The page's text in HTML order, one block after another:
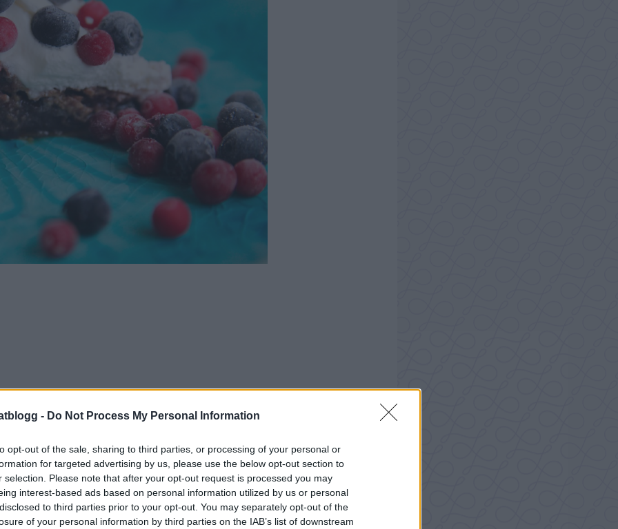
- Do Not Process My Personal Information
opt-out of the sale, sharing to third parties, or processing of your personal or
for targeted advertising by us, please use the below opt-out section to
selection. Please note that after your opt-out request is processed you may
interest-based ads based on personal information utilized by us or personal
to third parties prior to your opt-out. You may separately opt-out of the
of your personal information by third parties on the IAB’s list of downstream